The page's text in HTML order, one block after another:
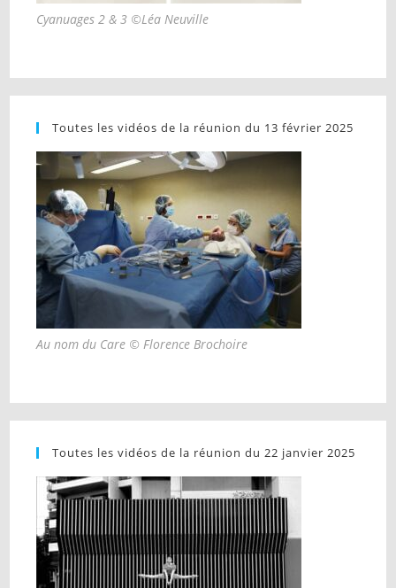
Cyanuages 2 & 3 ©Léa Neuville
Toutes les vidéos de la réunion du 13 février 2025
Au nom du Care © Florence Brochoire
Toutes les vidéos de la réunion du 22 janvier 2025